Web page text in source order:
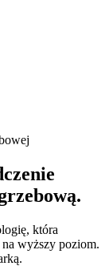
która
wyższy poziom.